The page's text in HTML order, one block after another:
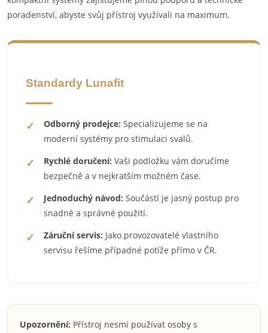
poradenství, abyste svůj přístroj využívali na maximum.
Standardy Lunafit
Odborný prodejce: Specializujeme se na
moderní systémy pro stimulaci svalů.
Rychlé doručení: Vaši podložku vám doručíme
bezpečně a v nejkratším možném čase.
Jednoduchý návod: Součástí je jasný postup pro
snadné a správné použití.
Záruční servis: Jako provozovatelé vlastního
servisu řešíme případné potíže přímo v ČR.
Upozornění: Přístroj nesmí používat osoby s